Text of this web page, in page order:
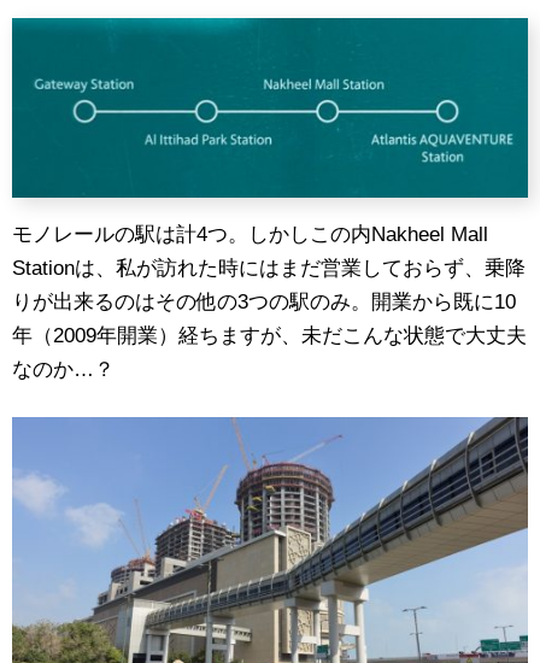
モノレールの駅は計4つ。しかしこの内Nakheel Mall
Stationは、私が訪れた時にはまだ営業しておらず、乗降
りが出来るのはその他の3つの駅のみ。開業から既に10
年（2009年開業）経ちますが、未だこんな状態で大丈夫
なのか…？